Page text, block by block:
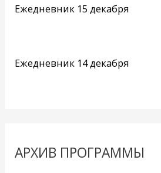
Ежедневник 15 декабря
Ежедневник 14 декабря
АРХИВ ПРОГРАММЫ